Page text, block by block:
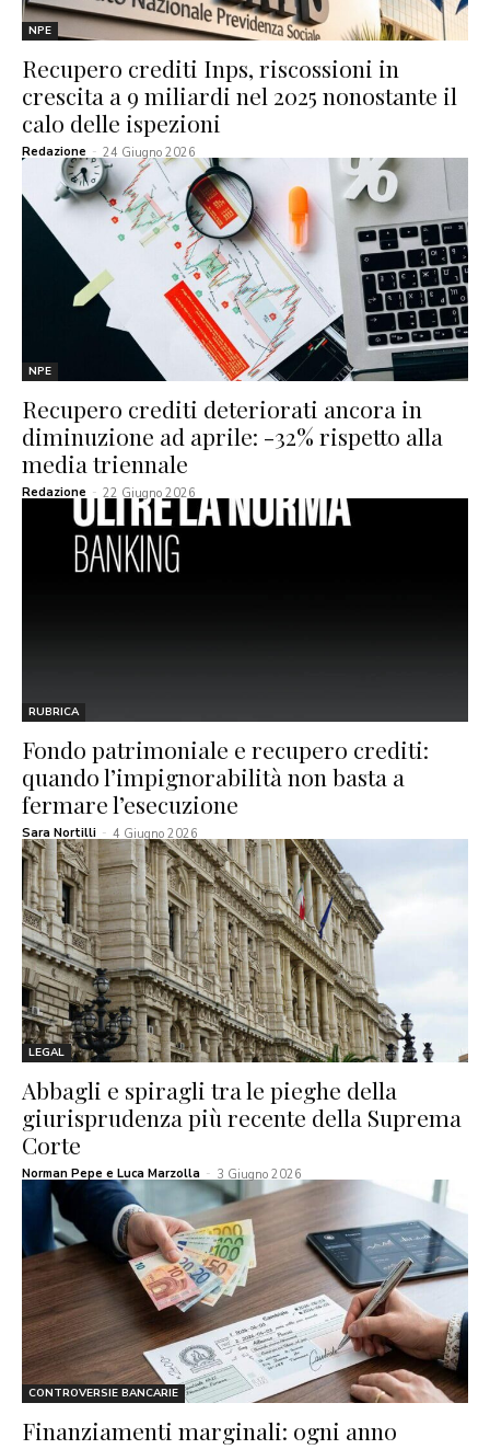
NPE
Recupero crediti Inps, riscossioni in
crescita a 9 miliardi nel 2025 nonostante il
calo delle ispezioni
Redazione - 24 Giugno 2026
NPE
Recupero crediti deteriorati ancora in
diminuzione ad aprile: -32% rispetto alla
media triennale
Redazione - 22 Giugno 2026
RUBRICA
Fondo patrimoniale e recupero crediti:
quando l’impignorabilità non basta a
fermare l’esecuzione
Sara Nortilli - 4 Giugno 2026
LEGAL
Abbagli e spiragli tra le pieghe della
giurisprudenza più recente della Suprema
Corte
Norman Pepe e Luca Marzolla - 3 Giugno 2026
CONTROVERSIE BANCARIE
Finanziamenti marginali: ogni anno